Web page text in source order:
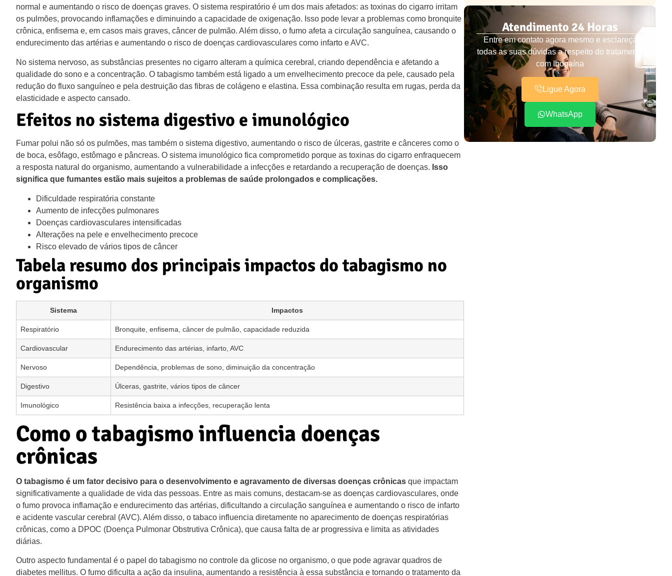
normal e aumentando o risco de doenças graves. O sistema respiratório é um dos mais afetados: as toxinas do cigarro irritam
os pulmões, provocando inflamações e diminuindo a capacidade de oxigenação. Isso pode levar a problemas como bronquite
crônica, enfisema e, em casos mais graves, câncer de pulmão. Além disso, o fumo afeta a circulação sanguínea, causando o
endurecimento das artérias e aumentando o risco de doenças cardiovasculares como infarto e AVC.
No sistema nervoso, as substâncias presentes no cigarro alteram a química cerebral, criando dependência e afetando a
qualidade do sono e a concentração. O tabagismo também está ligado a um envelhecimento precoce da pele, causado pela
redução do fluxo sanguíneo e pela destruição das fibras de colágeno e elastina. Essa combinação resulta em rugas, perda da
elasticidade e aspecto cansado.
Efeitos no sistema digestivo e imunológico
Fumar polui não só os pulmões, mas também o sistema digestivo, aumentando o risco de úlceras, gastrite e cânceres como o
de boca, esôfago, estômago e pâncreas. O sistema imunológico fica comprometido porque as toxinas do cigarro enfraquecem
a resposta natural do organismo, aumentando a vulnerabilidade a infecções e retardando a recuperação de doenças. Isso
significa que fumantes estão mais sujeitos a problemas de saúde prolongados e complicações.
Dificuldade respiratória constante
Aumento de infecções pulmonares
Doenças cardiovasculares intensificadas
Alterações na pele e envelhecimento precoce
Risco elevado de vários tipos de câncer
Tabela resumo dos principais impactos do tabagismo no
organismo
Sistema Impactos
Respiratório Bronquite, enfisema, câncer de pulmão, capacidade reduzida
Cardiovascular Endurecimento das artérias, infarto, AVC
Nervoso Dependência, problemas de sono, diminuição da concentração
Digestivo Úlceras, gastrite, vários tipos de câncer
Imunológico Resistência baixa a infecções, recuperação lenta
Como o tabagismo influencia doenças
crônicas
O tabagismo é um fator decisivo para o desenvolvimento e agravamento de diversas doenças crônicas que impactam
significativamente a qualidade de vida das pessoas. Entre as mais comuns, destacam-se as doenças cardiovasculares, onde
o fumo provoca inflamação e endurecimento das artérias, dificultando a circulação sanguínea e aumentando o risco de infarto
e acidente vascular cerebral (AVC). Além disso, o tabaco influencia diretamente no aparecimento de doenças respiratórias
crônicas, como a DPOC (Doença Pulmonar Obstrutiva Crônica), que causa falta de ar progressiva e limita as atividades
diárias.
Outro aspecto fundamental é o papel do tabagismo no controle da glicose no organismo, o que pode agravar quadros de
diabetes mellitus. O fumo dificulta a ação da insulina, aumentando a resistência à essa substância e tornando o tratamento da
Atendimento 24 Horas
Entre em contato agora mesmo e esclareça
todas as suas dúvidas a respeito do tratamento
com Ibogaína
Ligue Agora
WhatsApp